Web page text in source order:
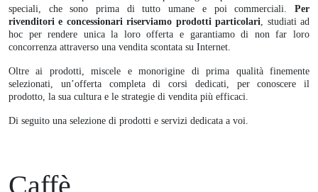
speciali, che sono prima di tutto umane e poi commerciali. Per
rivenditori e concessionari riserviamo prodotti particolari, studiati ad
hoc per rendere unica la loro offerta e garantiamo di non far loro
concorrenza attraverso una vendita scontata su Internet.
Oltre ai prodotti, miscele e monorigine di prima qualità finemente
selezionati, un’offerta completa di corsi dedicati, per conoscere il
prodotto, la sua cultura e le strategie di vendita più efficaci.
Di seguito una selezione di prodotti e servizi dedicata a voi.
Caffè